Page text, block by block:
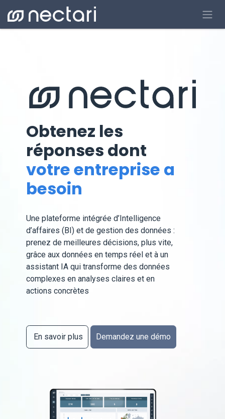
Se rendre au contenu
Obtenez les
réponses dont
votre entreprise a
besoin
Une plateforme intégrée d’Intelligence
d’affaires (BI) et de gestion des données :
prenez de meilleures décisions, plus vite,
grâce aux données en temps réel et à un
assistant IA qui transforme des données
complexes en analyses claires et en
actions concrètes
En savoir plus Demandez une démo